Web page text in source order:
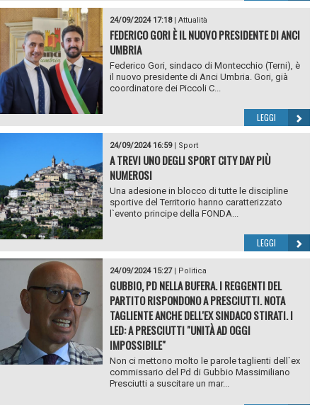
24/09/2024 17:18| Attualità
FEDERICO GORI È IL NUOVO PRESIDENTE DI ANCI
UMBRIA
Federico Gori, sindaco di Montecchio (Terni), è
il nuovo presidente di Anci Umbria. Gori, già
coordinatore dei Piccoli C...
LEGGI
24/09/2024 16:59| Sport
A TREVI UNO DEGLI SPORT CITY DAY PIÙ
NUMEROSI
Una adesione in blocco di tutte le discipline
sportive del Territorio hanno caratterizzato
l`evento principe della FONDA...
LEGGI
24/09/2024 15:27| Politica
GUBBIO, PD NELLA BUFERA. I REGGENTI DEL
PARTITO RISPONDONO A PRESCIUTTI. NOTA
TAGLIENTE ANCHE DELL'EX SINDACO STIRATI. I
LED: A PRESCIUTTI "UNITÀ AD OGGI
IMPOSSIBILE"
Non ci mettono molto le parole taglienti dell`ex
commissario del Pd di Gubbio Massimiliano
Presciutti a suscitare un mar...